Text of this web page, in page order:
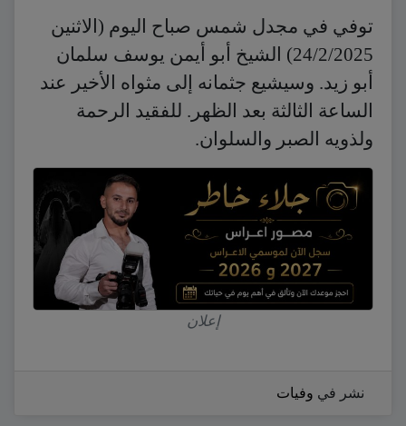
توفي في مجدل شمس صباح اليوم (الاثنين
24/2/2025) الشيخ أبو أيمن يوسف سلمان
أبو زيد. وسيشيع جثمانه إلى مثواه الأخير عند
الساعة الثالثة بعد الظهر. للفقيد الرحمة
ولذويه الصبر والسلوان.
إعلان
نشر في وفيات